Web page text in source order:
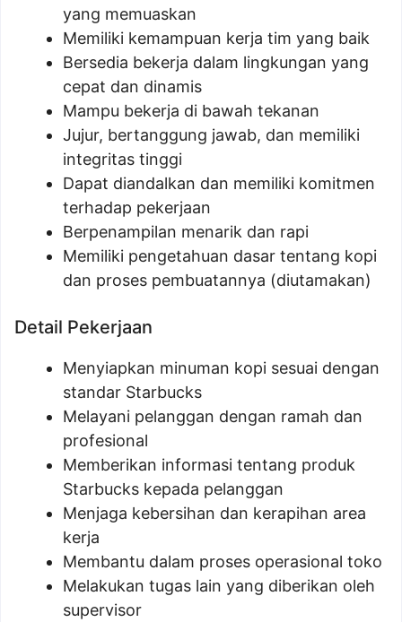
yang memuaskan
Memiliki kemampuan kerja tim yang baik
Bersedia bekerja dalam lingkungan yang
cepat dan dinamis
Mampu bekerja di bawah tekanan
Jujur, bertanggung jawab, dan memiliki
integritas tinggi
Dapat diandalkan dan memiliki komitmen
terhadap pekerjaan
Berpenampilan menarik dan rapi
Memiliki pengetahuan dasar tentang kopi
dan proses pembuatannya (diutamakan)
Detail Pekerjaan
Menyiapkan minuman kopi sesuai dengan
standar Starbucks
Melayani pelanggan dengan ramah dan
profesional
Memberikan informasi tentang produk
Starbucks kepada pelanggan
Menjaga kebersihan dan kerapihan area
kerja
Membantu dalam proses operasional toko
Melakukan tugas lain yang diberikan oleh
supervisor